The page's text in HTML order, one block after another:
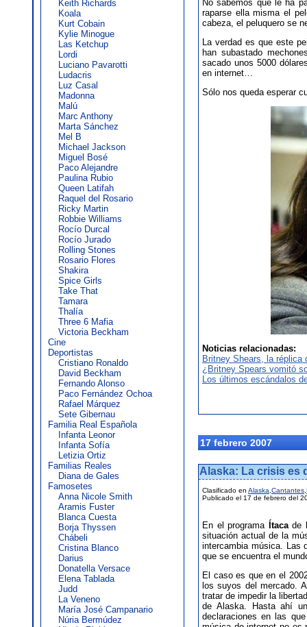
Keith Richards
Koala
Kurt Cobain
Kylie Minogue
Las Ketchup
Lordi
Luciano Pavarotti
Ludacris
Luz Casal
Madonna
Malú
Marc Anthony
Marta Sánchez
Mel B
Michael Jackson
Miguel Bosé
Paco Alejandre
Paulina Rubio
Queen Latifah
Raquel del Rosario
Ricky Martin
Robbie Williams
Rocío Durcal
Rocío Jurado
Rolling Stones
Rosario Flores
Shakira
Spice Girls
Take That
Tamara
Thalía
Three 6 Mafia
Victoria Beckham
Cine
Deportistas
Cristiano Ronaldo
David Beckham
Fernando Alonso
Paco Fernández Ochoa
Rafael Márquez
Sete Gibernau
Familia Real Española
Infanta Leonor
Infanta Sofía
Letizia Ortiz
Familias Reales
Diana de Gales
Famosetes
Anna Nicole Smith
Aramis Fuster
Blanca Cuesta
Borja Thyssen
Chábeli
Cristina Blanco
Darius
Donatella Versace
Elena Tablada
Judd
La Veneno
María José Campanario
Núria Bermúdez
No sabemos qué le ha
raparse ella misma el
cabeza, el peluquero se
La verdad es que este
han subastado
sacado unos 5000
en internet…
Sólo nos queda esperar
Noticias relacionadas:
Britney Shears, la réplica
¿Britney Spears vomitó
Los últimos escándalos
17 febrero 2007
Alaska: La crisis es
Clasificado en Alaska Cantantes
Publicado el 17 de febrero del
En el programa Ítacade
situación actual de la
intercambia música. Las
que se encuentra el
El caso es que en el
los suyos del mercado.
tratar de impedir la
de Alaska. Hasta ahí
declaraciones en las